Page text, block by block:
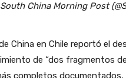
China Morning Post
China en Chile reportó el
de “dos fragmentos
completos